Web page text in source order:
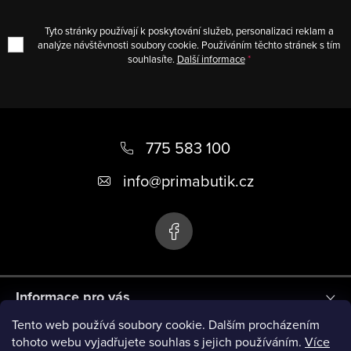
Tento web používá soubory cookie. Dalším procházením
tohoto webu vyjadřujete souhlas s jejich používáním. Více
Tyto stránky používají k poskytování služeb, personalizaci reklam a
analýze návštěvnosti soubory cookie. Používáním těchto stránek s tím
souhlasíte. Další informace
775 583 100
info@primabutik.cz
Informace pro vás
Blog